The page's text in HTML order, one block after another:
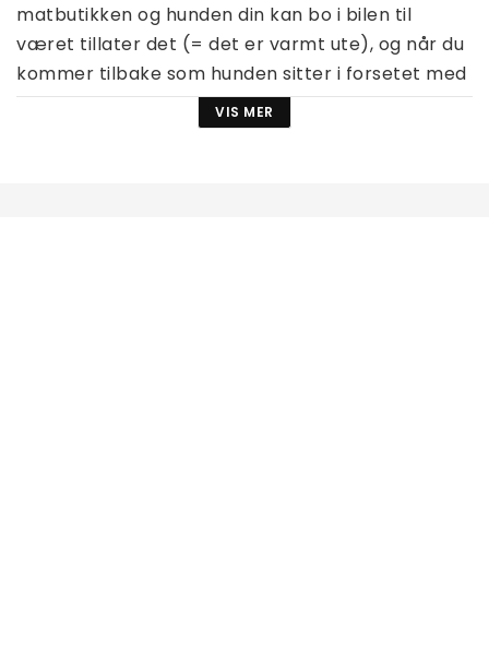
matbutikken og hunden din kan bo i bilen til
været tillater det (= det er varmt ute), og når du
kommer tilbake som hunden sitter i forsetet med
labbene på rattet.Med denne beskyttelsen har
du en myk vegg mellom deg og hunden din som
VIS MER